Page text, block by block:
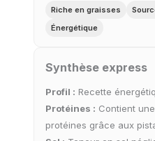
Riche en graisses
Énergétique
Synthèse express
Profil : Recette
Protéines : Contient
protéines grâce aux